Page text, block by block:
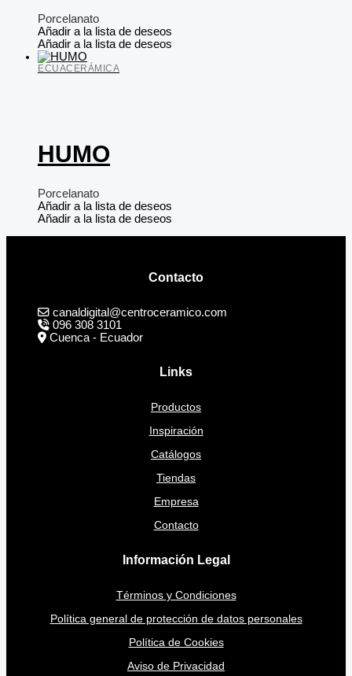
Porcelanato
Añadir a la lista de deseos
Añadir a la lista de deseos
ECUACERÁMICA
HUMO
Porcelanato
Añadir a la lista de deseos
Añadir a la lista de deseos
Contacto
canaldigital@centroceramico.com
096 308 3101
Cuenca - Ecuador
Links
Productos
Inspiración
Catálogos
Tiendas
Empresa
Contacto
Información Legal
Términos y Condiciones
Política general de protección de datos personales
Política de Cookies
Aviso de Privacidad